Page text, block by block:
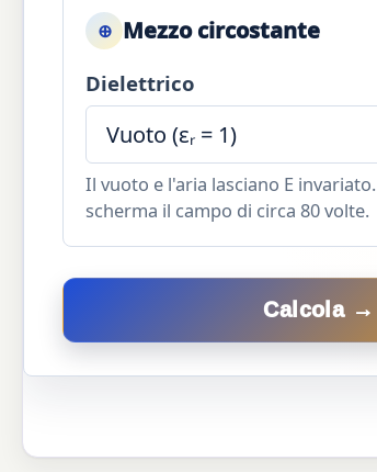
⊕ Mezzo circostante
Dielettrico
Il vuoto e l'aria lasciano E invariato.
scherma il campo di circa 80 volte.
Calcola →